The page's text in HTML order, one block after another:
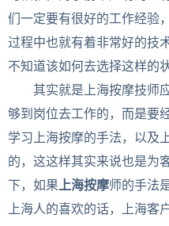
们一定要有很好的工作经验
过程中也就有着非常好的技
不知道该如何去选择这样的状
其实就是上海按摩技师
够到岗位去工作的，而是要
学习上海按摩的手法，以及
的，这这样其实来说也是为
下，如果 上海按摩师的手法
上海人的喜欢的话，上海客